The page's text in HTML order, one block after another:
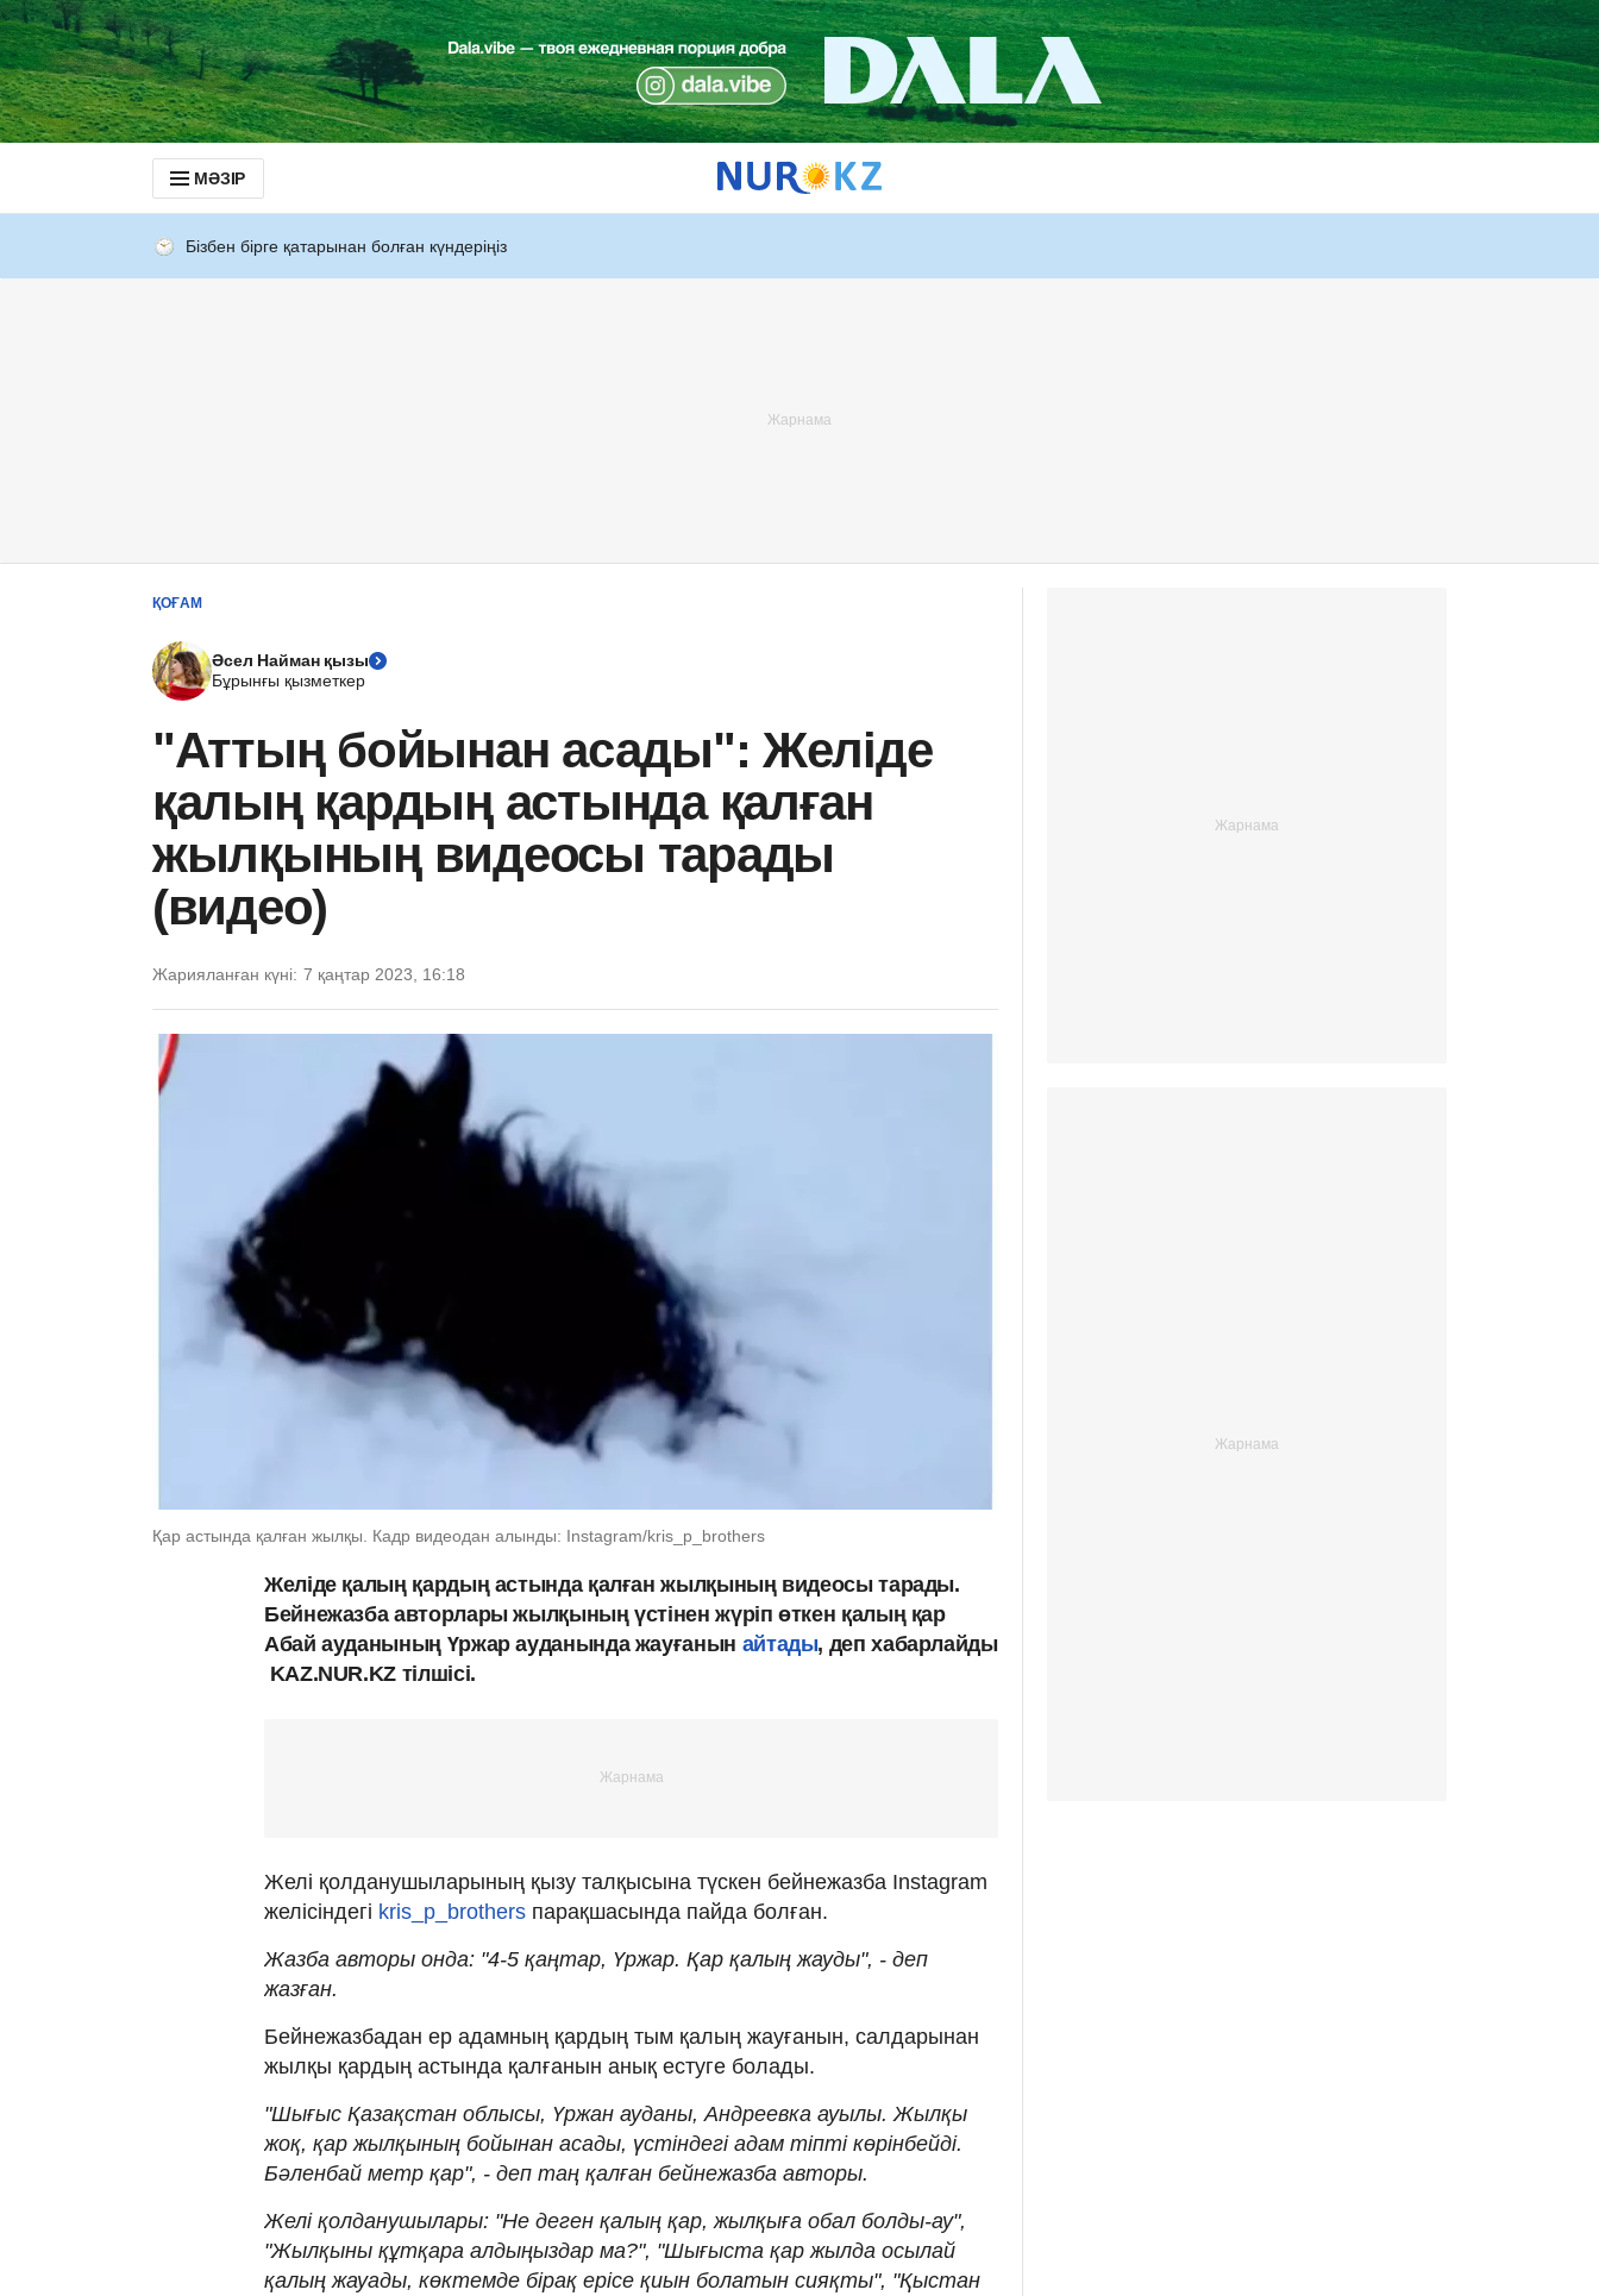
МӘЗІР
Бізбен бірге қатарынан болған күндеріңіз
ҚОҒАМ
Әсел Найман қызы
Бұрынғы қызметкер
"Аттың бойынан асады": Желіде
қалың қардың астында қалған
жылқының видеосы тарады
(видео)
Жарияланған күні: 7 қаңтар 2023, 16:18
Қар астында қалған жылқы. Кадр видеодан алынды: Instagram/kris_p_brothers
Желіде қалың қардың астында қалған жылқының видеосы тарады.
Бейнежазба авторлары жылқының үстінен жүріп өткен қалың қар
Абай ауданының Үржар ауданында жауғанын айтады, деп хабарлайды
KAZ.NUR.KZ тілшісі.
Желі қолданушыларының қызу талқысына түскен бейнежазба Instagram
желісіндегі kris_p_brothers парақшасында пайда болған.
Жазба авторы онда: "4-5 қаңтар, Үржар. Қар қалың жауды", - деп
жазған.
Бейнежазбадан ер адамның қардың тым қалың жауғанын, салдарынан
жылқы қардың астында қалғанын анық естуге болады.
"Шығыс Қазақстан облысы, Үржан ауданы, Андреевка ауылы. Жылқы
жоқ, қар жылқының бойынан асады, үстіндегі адам тіпті көрінбейді.
Бәленбай метр қар", - деп таң қалған бейнежазба авторы.
Желі қолданушылары: "Не деген қалың қар, жылқыға обал болды-ау",
"Жылқыны құтқара алдыңыздар ма?", "Шығыста қар жылда осылай
қалың жауады, көктемде бірақ ерісе қиын болатын сияқты", "Қыстан